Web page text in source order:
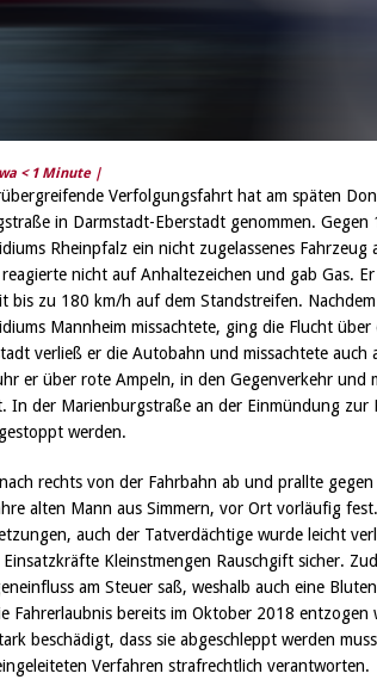
< 1 Minute |
Verfolgungsfahrt hat am späten
in Darmstadt-Eberstadt genommen.
Rheinpfalz ein nicht zugelassenes
reagierte nicht auf Anhaltezeichen und gab Gas.
bis zu 180 km/h auf dem Standstreifen.
Mannheim missachtete, ging die Flucht
verließ er die Autobahn und missachtete auch
er über rote Ampeln, in den Gegenverkehr
In der Marienburgstraße an der Einmündung zur
werden.
rechts von der Fahrbahn ab und prallte
alten Mann aus Simmern, vor Ort vorläufig
auch der Tatverdächtige wurde leicht
Kleinstmengen Rauschgift sicher.
am Steuer saß, weshalb auch eine
Fahrerlaubnis bereits im Oktober 2018
beschädigt, dass sie abgeschleppt werden
Verfahren strafrechtlich verantworten.